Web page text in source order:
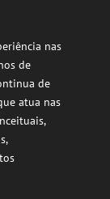
nas
de
de
atua nas